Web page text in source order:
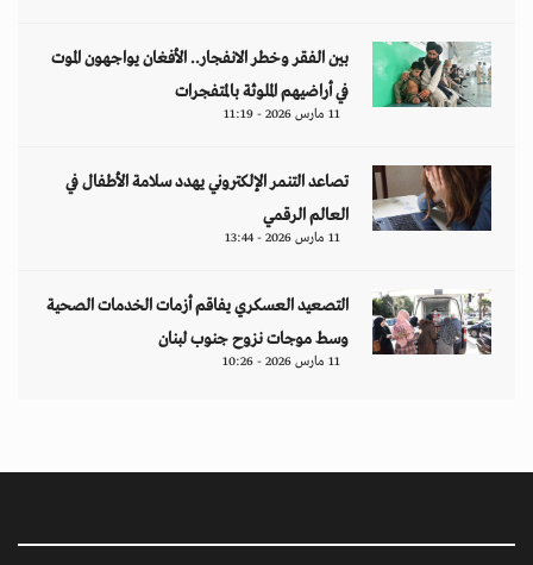
بين الفقر وخطر الانفجار.. الأفغان يواجهون الموت
في أراضيهم الملوثة بالمتفجرات
11 مارس 2026 - 11:19
تصاعد التنمر الإلكتروني يهدد سلامة الأطفال في
العالم الرقمي
11 مارس 2026 - 13:44
التصعيد العسكري يفاقم أزمات الخدمات الصحية
وسط موجات نزوح جنوب لبنان
11 مارس 2026 - 10:26